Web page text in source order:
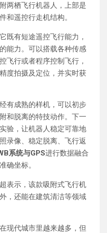
两栖飞行机器人，上部是
和遥控行走机结构。
既有短途遥控飞行能力，
能力。可以搭载各种传感
飞行或者程序控制飞行，
度拍摄及定位，并实时获
有成熟的样机，可以初步
和脱离的特技动作。下一
验，让机器人稳定可靠地
录像、稳定脱离、飞行返
系统与GPS进行数据融合
确坐标。
表示，该款吸附式飞行机
，还能在建筑清洁等领域
现代城市里越来越多，但